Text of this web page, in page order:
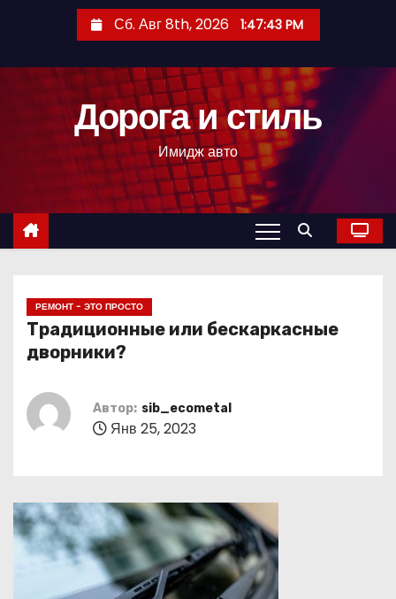
с
Сб. Авг 8th, 2026 1:47:44 PM
Дорога и стиль
Имидж авто
РЕМОНТ - ЭТО ПРОСТО
Традиционные или бескаркасные
дворники?
Автор: sib_ecometal
Янв 25, 2023